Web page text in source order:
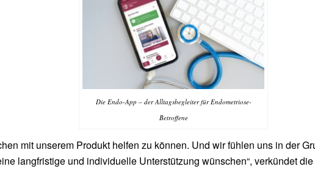
Die Endo-App – der Alltagsbegleiter für Endometriose-
Betroffene
mit unserem Produkt helfen zu können. Und wir fühlen uns in der
langfristige und individuelle Unterstützung wünschen“, verkündet